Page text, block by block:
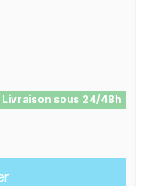
Livraison sous 24/48h